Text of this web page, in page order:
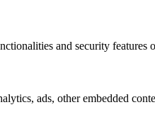
and security features
ads, other embedded